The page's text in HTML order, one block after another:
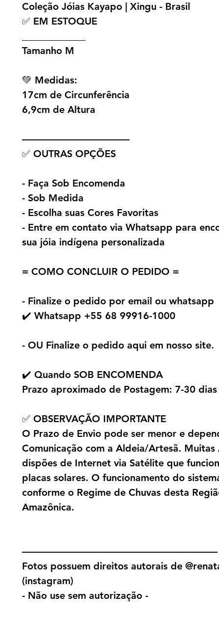
Coleção Jóias Kayapo | Xingu - Brasil
✅ EM ESTOQUE
Tamanho M
💚 Medidas:
17cm de Circunferência
6,9cm de Altura
———————————
✅ OUTRAS OPÇÕES
- Faça Sob Encomenda
- Sob Medida
- Escolha suas Cores Favoritas
- Entre em contato via Whatsapp para
sua jóia indígena personalizada
= COMO CONCLUIR O PEDIDO =
- Finalize o pedido por email ou whatsapp
✔️ Whatsapp +55 68 99916-1000
- OU Finalize o pedido aqui em nosso site.
✔️ Quando SOB ENCOMENDA
Prazo aproximado de Postagem: 7-30 dias
✅ OBSERVAÇÃO IMPORTANTE
O Prazo de Envio pode ser menor e
Comunicação com a Aldeia/Artesã. Muitas
dispões de Internet via Satélite que
placas solares. O funcionamento do
conforme o Regime de Chuvas desta
Amazônica.
————————————————————
Fotos possuem direitos autorais de
(instagram)
- Não use sem autorização -